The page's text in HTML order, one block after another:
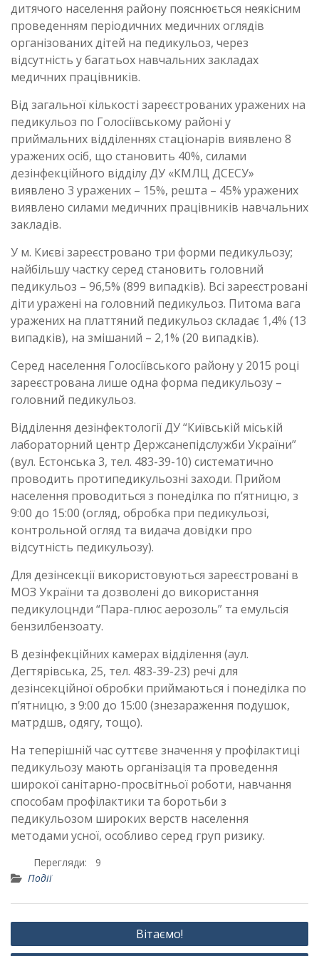
дитячого населення району пояснюється неякісним
проведенням періодичних медичних оглядів
організованих дітей на педикульоз, через
відсутність у багатьох навчальних закладах
медичних працівників.
Від загальної кількості зареєстрованих уражених на
педикульоз по Голосіївському районі у
приймальних відділеннях стаціонарів виявлено 8
уражених осіб, що становить 40%, силами
дезінфекційного відділу ДУ «КМЛЦ ДСЕСУ»
виявлено 3 уражених – 15%, решта – 45% уражених
виявлено силами медичних працівників навчальних
закладів.
У м. Києві зареєстровано три форми педикульозу;
найбільшу частку серед становить головний
педикульоз – 96,5% (899 випадків). Всі зареєстровані
діти уражені на головний педикульоз. Питома вага
уражених на платтяний педикульоз складає 1,4% (13
випадків), на змішаний – 2,1% (20 випадків).
Серед населення Голосіївського району у 2015 році
зареєстрована лише одна форма педикульозу –
головний педикульоз.
Відділення дезінфектології ДУ “Київській міській
лабораторний центр Держсанепідслужби України”
(вул. Естонська 3, тел. 483-39-10) систематично
проводить протипедикульозні заходи. Прийом
населення проводиться з понеділка по п’ятницю, з
9:00 до 15:00 (огляд, обробка при педикульозі,
контрольной огляд та видача довідки про
відсутність педикульозу).
Для дезінсекції використовуються зареєстровані в
МОЗ України та дозволені до використання
педикулоцнди “Пара-плюс аерозоль” та емульсія
бензилбензоату.
В дезінфекційних камерах відділення (аул.
Дегтярівська, 25, тел. 483-39-23) речі для
дезінсекційної обробки приймаються і понеділка по
п’ятницю, з 9:00 до 15:00 (знезараження подушок,
матрдшв, одягу, тощо).
На теперішній час суттєве значення у профілактиці
педикульозу мають організація та проведення
широкої санітарно-просвітньої роботи, навчання
способам профілактики та боротьби з
педикульозом широких верств населення
методами усної, особливо серед груп ризику.
Перегляди:
9
Події
Навігація
записів
Вітаємо!